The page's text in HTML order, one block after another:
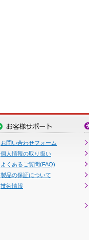
お問い合わせフォーム
個人情報の取り扱い
よくあるご質問(FAQ)
製品の保証について
技術情報